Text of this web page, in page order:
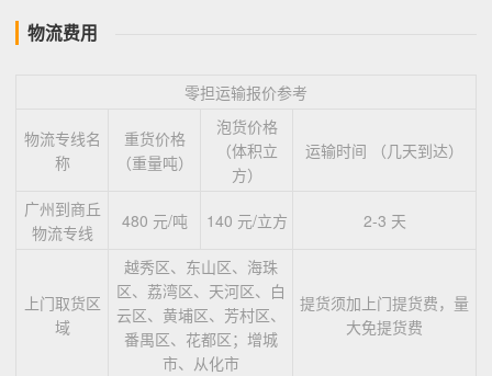
物流费用
零担运输报价参考
物流专线名
称
重货价格
（重量吨）
泡货价格
（体积立
方）
运输时间 （几天到达）
广州到商丘
物流专线
480 元/吨 140 元/立方 2-3 天
上门取货区
域
越秀区、东山区、海珠
区、荔湾区、天河区、白
云区、黄埔区、芳村区、
番禺区、花都区；增城
市、从化市
提货须加上门提货费，量
大免提货费